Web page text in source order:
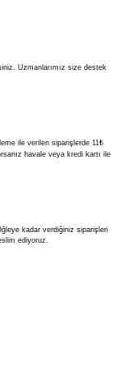
Uzmanlarımız size destek
ile verilen siparişlerde 11₺
havale veya kredi kartı ile
kadar verdiğiniz siparişleri
ediyoruz.